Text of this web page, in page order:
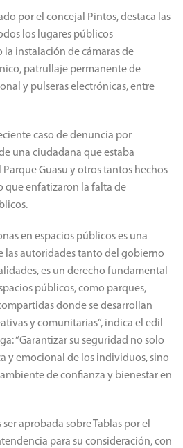
por el concejal Pintos, destaca las
los lugares públicos
instalación de cámaras de
patrullaje permanente de
y pulseras electrónicas, entre
caso de denuncia por
una ciudadana que estaba
Guasu y otros tantos hechos
que enfatizaron la falta de
en espacios públicos es una
las autoridades tanto del gobierno
es un derecho fundamental
públicos, como parques,
donde se desarrollan
y comunitarias”, indica el edil
“Garantizar su seguridad no solo
y emocional de los individuos, sino
de confianza y bienestar en
aprobada sobre Tablas por el
para su consideración, con